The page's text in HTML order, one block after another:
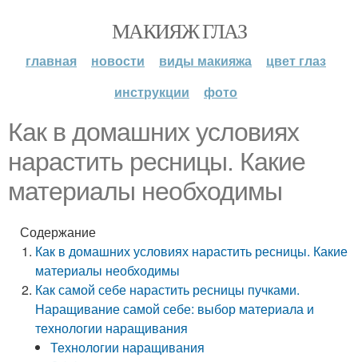
МАКИЯЖ ГЛАЗ
главная новости виды макияжа
цвет глаз
инструкции
фото
Как в домашних условиях
нарастить ресницы. Какие
материалы необходимы
Содержание
Как в домашних условиях нарастить ресницы. Какие
материалы необходимы
Как самой себе нарастить ресницы пучками.
Наращивание самой себе: выбор материала и
технологии наращивания
Технологии наращивания